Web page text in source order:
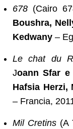
678 (Cairo
Boushra,
Kedwany –
Le chat du
Joann Sfar e
Hafsia Herzi,
– Francia,
Mil Cretins (A